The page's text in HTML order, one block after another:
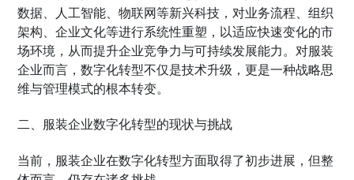
数据、人工智能、物联网等新兴科技，对业务流程、组织
架构、企业文化等进行系统性重塑，以适应快速变化的市
场环境，从而提升企业竞争力与可持续发展能力。对服装
企业而言，数字化转型不仅是技术升级，更是一种战略思
维与管理模式的根本转变。
二、服装企业数字化转型的现状与挑战
当前，服装企业在数字化转型方面取得了初步进展，但整